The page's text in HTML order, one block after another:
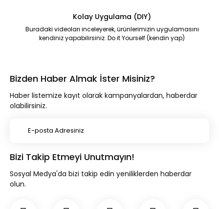
Kolay Uygulama (DIY)
Buradaki videoları inceleyerek, ürünlerimizin uygulamasını
kendiniz yapabilirsiniz. Do it Yourself (kendin yap)
Bizden Haber Almak İster Misiniz?
Haber listemize kayıt olarak kampanyalardan, haberdar
olabilirsiniz.
Bizi Takip Etmeyi Unutmayın!
Sosyal Medya'da bizi takip edin yeniliklerden haberdar
olun.